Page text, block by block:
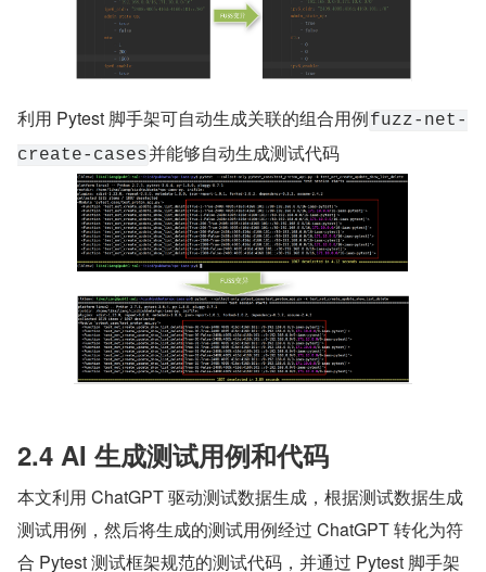
利用 Pytest 脚手架可自动生成关联的组合用例fuzz-net-
create-cases并能够自动生成测试代码
2.4 AI 生成测试用例和代码
本文利用 ChatGPT 驱动测试数据生成，根据测试数据生成
测试用例，然后将生成的测试用例经过 ChatGPT 转化为符
合 Pytest 测试框架规范的测试代码，并通过 Pytest 脚手架